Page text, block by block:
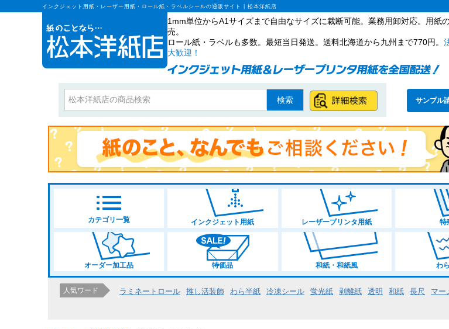
インクジェット用紙・レーザー用紙・ロール紙・ラベルシールの通販サイト | 松本洋紙店
1mm単位からA1サイズまで自由なサイズに裁断可能。業務用卸対応。用紙
売。
ロール紙・ラベルも多数。最短当日発送。送料北海道から九州まで770円。
大歓迎！
サンプル
検索
カテゴリ一覧 インクジェット用紙 レーザープリンタ用紙 特
オーダー加工品 特価品 和紙・和紙風 わ
人気ワード ラミネートロール 推し活装飾 わら半紙 冷凍シール 蛍光紙 剥離紙 透明 和紙 長尺 マー